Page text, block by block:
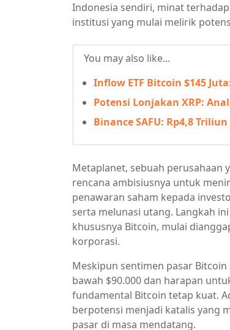
Indonesia sendiri, minat
institusi yang mulai melirik
You may also like...
Inflow ETF Bitcoin $145
Potensi Lonjakan XRP:
Binance SAFU: Rp4,8
Metaplanet, sebuah perusahaan
rencana ambisiusnya untuk
penawaran saham kepada
serta melunasi utang. Langkah
khususnya Bitcoin, mulai
korporasi.
Meskipun sentimen pasar
bawah $90.000 dan harapan
fundamental Bitcoin tetap kuat.
berpotensi menjadi katalis yang
pasar di masa mendatang.